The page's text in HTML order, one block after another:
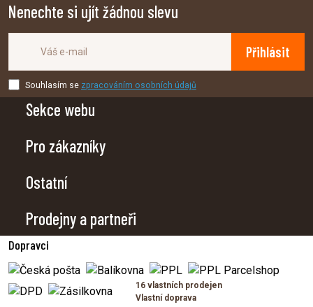
Nenechte si ujít žádnou slevu
Přihlásit
Souhlasím se zpracováním osobních údajů
Sekce webu
Pro zákazníky
Ostatní
Prodejny a partneři
Dopravci
16 vlastních prodejen
Vlastní doprava